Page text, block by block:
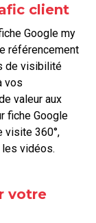
client
Google my
référencement
de visibilité
vos
valeur aux
fiche Google
visite 360°,
vidéos.
votre